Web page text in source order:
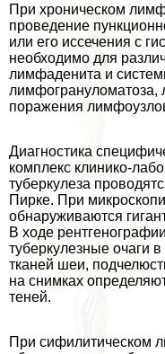
При хроническом
проведение
или его иссечения с
необходимо для
лимфаденита и
лимфогрануломатоза,
поражения
Диагностика
комплекс клинико-
туберкулеза
Пирке. При
обнаруживаются
В ходе
туберкулезные очаги
тканей шеи,
на снимках
теней.
При сифилитическом